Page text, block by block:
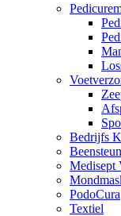
Bedrijfs
Medisept
PodoCura
Textiel